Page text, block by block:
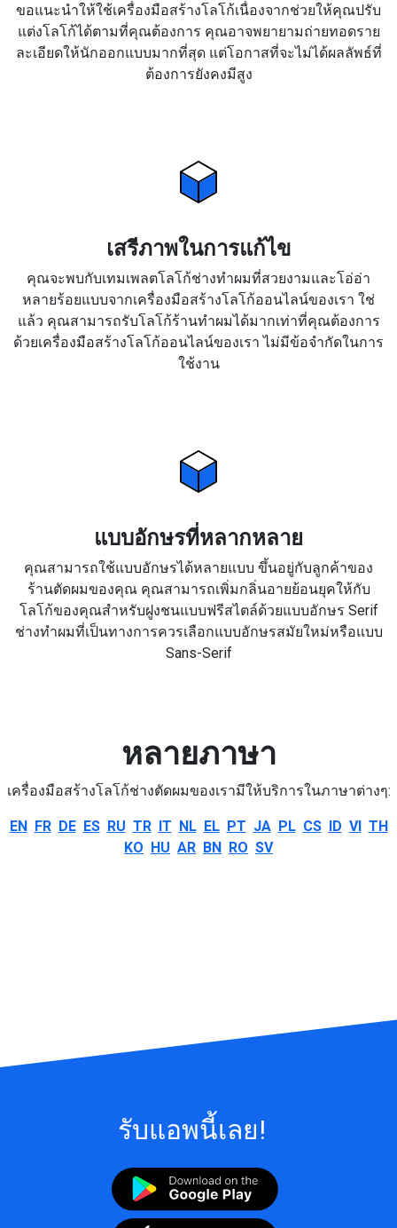
ขอแนะนำให้ใช้เครื่องมือสร้างโลโก้เนื่องจากช่วยให้คุณปรับ
แต่งโลโก้ได้ตามที่คุณต้องการ คุณอาจพยายามถ่ายทอดราย
ละเอียดให้นักออกแบบมากที่สุด แต่โอกาสที่จะไม่ได้ผลลัพธ์ที่
ต้องการยังคงมีสูง
เสรีภาพในการแก้ไข
คุณจะพบกับเทมเพลตโลโก้ช่างทำผมที่สวยงามและโอ่อ่า
หลายร้อยแบบจากเครื่องมือสร้างโลโก้ออนไลน์ของเรา ใช่
แล้ว คุณสามารถรับโลโก้ร้านทำผมได้มากเท่าที่คุณต้องการ
ด้วยเครื่องมือสร้างโลโก้ออนไลน์ของเรา ไม่มีข้อจำกัดในการ
ใช้งาน
แบบอักษรที่หลากหลาย
คุณสามารถใช้แบบอักษรได้หลายแบบ ขึ้นอยู่กับลูกค้าของ
ร้านตัดผมของคุณ คุณสามารถเพิ่มกลิ่นอายย้อนยุคให้กับ
โลโก้ของคุณสำหรับฝูงชนแบบฟรีสไตล์ด้วยแบบอักษร Serif
ช่างทำผมที่เป็นทางการควรเลือกแบบอักษรสมัยใหม่หรือแบบ
Sans-Serif
หลายภาษา
เครื่องมือสร้างโลโก้ช่างตัดผมของเรามีให้บริการในภาษาต่างๆ:
EN FR DE ES RU TR IT NL EL PT JA PL CS ID VI TH
KO HU AR BN RO SV
รับแอพนี้เลย!